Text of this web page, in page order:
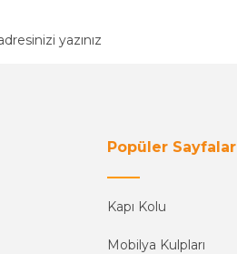
Popüler Sayfalar
Kapı Kolu
Mobilya Kulpları